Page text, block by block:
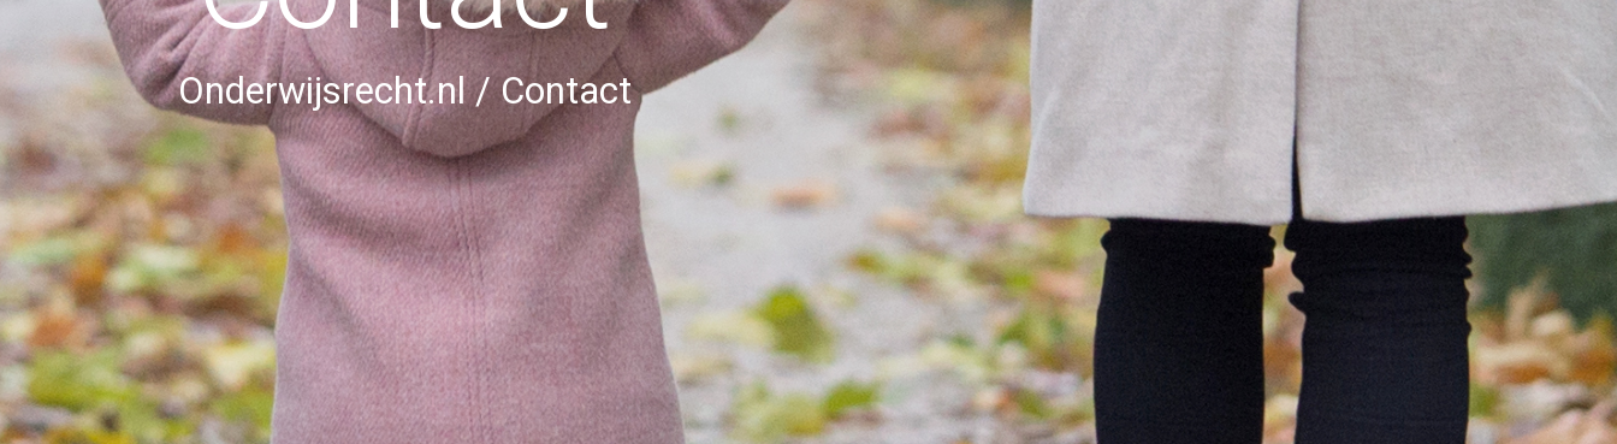
Onderwijsrecht.nl/Contact